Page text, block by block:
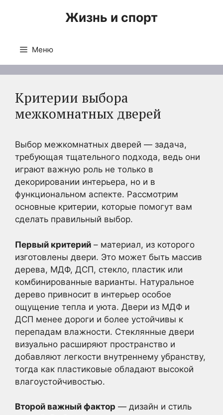
Жизнь и спорт
Меню
Критерии выбора
межкомнатных дверей
Выбор межкомнатных дверей — задача,
требующая тщательного подхода, ведь они
играют важную роль не только в
декорировании интерьера, но и в
функциональном аспекте. Рассмотрим
основные критерии, которые помогут вам
сделать правильный выбор.
Первый критерий – материал, из которого
изготовлены двери. Это может быть массив
дерева, МДФ, ДСП, стекло, пластик или
комбинированные варианты. Натуральное
дерево привносит в интерьер особое
ощущение тепла и уюта. Двери из МДФ и
ДСП менее дороги и более устойчивы к
перепадам влажности. Стеклянные двери
визуально расширяют пространство и
добавляют легкости внутреннему убранству,
тогда как пластиковые обладают высокой
влагоустойчивостью.
Второй важный фактор — дизайн и стиль